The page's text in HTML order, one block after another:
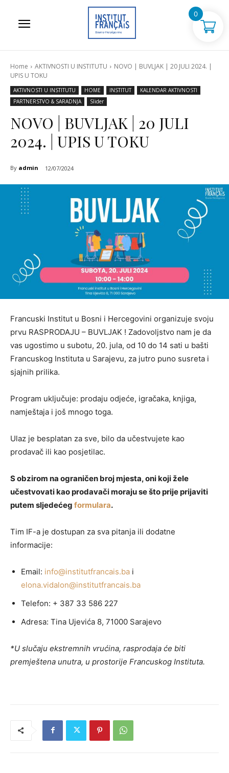
Home AKTIVNOSTI U INSTITUTU
NOVO | BUVLJAK | 20 JULI 2024. |
UPIS U TOKU
AKTIVNOSTI U INSTITUTU HOME INSTITUT
KALENDAR AKTIVNOSTI
PARTNERSTVO & SARADNJA
Slider
NOVO | BUVLJAK | 20 JULI
2024. | UPIS U TOKU
By admin 12/07/2024
Francuski Institut u Bosni i Hercegovini organizuje svoju
prvu RASPRODAJU – BUVLJAK ! Zadovoljstvo nam je da
vas ugostimo u subotu, 20. jula, od 10 do 14 sati u bašti
Francuskog Instituta u Sarajevu, za jutro puno susreta i
sjajnih prilika.
Program uključuje: prodaju odjeće, igračaka, knjiga,
namještaja i još mnogo toga.
Ulaz je besplatan za sve, bilo da učestvujete kao
prodavač ili kao posjetilac.
S obzirom na ograničen broj mjesta, oni koji žele
učestvovati kao prodavači moraju se što prije prijaviti
putem sljedećeg formulara.
Tim IF-a je dostupan za sva pitanja ili dodatne
informacije:
Email: info@institutfrancais.ba i
elona.vidalon@institutfrancais.ba
Telefon: + 387 33 586 227
Adresa: Tina Ujevića 8, 71000 Sarajevo
*U slučaju ekstremnih vrućina, rasprodaja će biti
premještena unutra, u prostorije Francuskog Instituta.
0